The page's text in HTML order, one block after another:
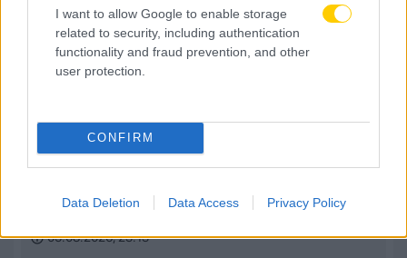
I want to allow Google to enable storage
related to security, including authentication
functionality and fraud prevention, and other
user protection.
CONFIRM
Data Deletion Data Access Privacy Policy
05.08.2026, 23:13